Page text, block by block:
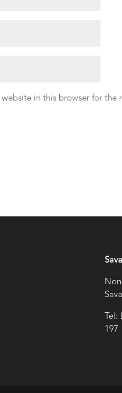
in this browser for the
197